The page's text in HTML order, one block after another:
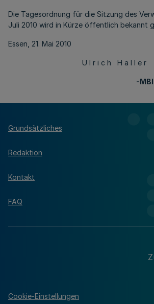
Die Tagesordnung für die Sitzung des
Juli 2010 wird in Kürze öffentlich bekannt
Essen, 21. Mai 2010
U l r i c h H a l l e r
-MBl
Grundsätzliches
Redaktion
Kontakt
FAQ
Cookie-Einstellungen